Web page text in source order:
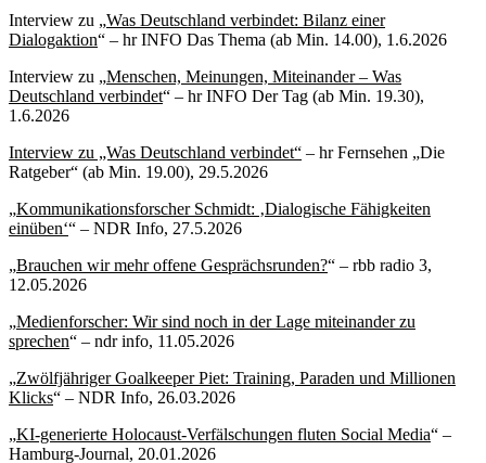
Interview zu „Was Deutschland verbindet: Bilanz einer
Dialogaktion“ – hr INFO Das Thema (ab Min. 14.00), 1.6.2026
Interview zu „Menschen, Meinungen, Miteinander – Was
Deutschland verbindet“ – hr INFO Der Tag (ab Min. 19.30),
1.6.2026
Interview zu „Was Deutschland verbindet“ – hr Fernsehen „Die
Ratgeber“ (ab Min. 19.00), 29.5.2026
„Kommunikationsforscher Schmidt: ‚Dialogische Fähigkeiten
einüben‘“ – NDR Info, 27.5.2026
„Brauchen wir mehr offene Gesprächsrunden?“ – rbb radio 3,
12.05.2026
„Medienforscher: Wir sind noch in der Lage miteinander zu
sprechen“ – ndr info, 11.05.2026
„Zwölfjähriger Goalkeeper Piet: Training, Paraden und Millionen
Klicks“ – NDR Info, 26.03.2026
„KI-generierte Holocaust-Verfälschungen fluten Social Media“ –
Hamburg-Journal, 20.01.2026